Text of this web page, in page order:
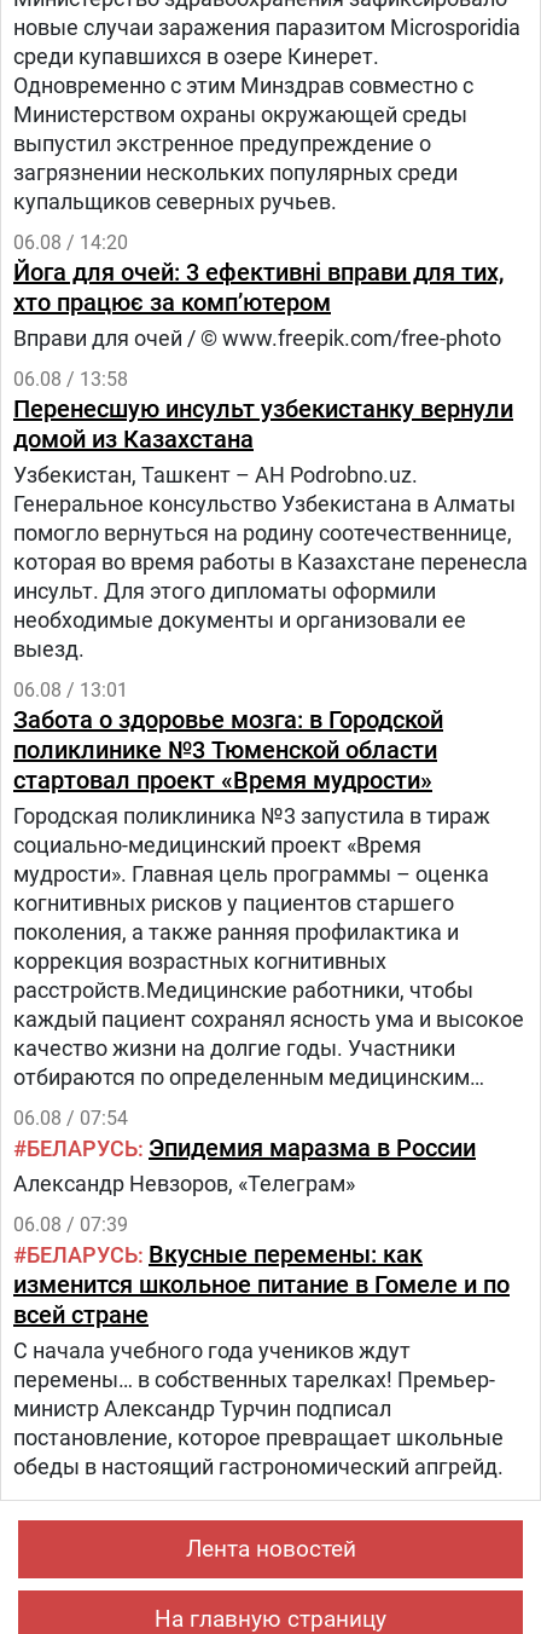
новые случаи заражения паразитом Microsporidia
среди купавшихся в озере Кинерет.
Одновременно с этим Минздрав совместно с
Министерством охраны окружающей среды
выпустил экстренное предупреждение о
загрязнении нескольких популярных среди
купальщиков северных ручьев.
06.08 / 14:20
Йога для очей: 3 ефективні вправи для тих,
хто працює за комп’ютером
Вправи для очей / © www.freepik.com/free-photo
06.08 / 13:58
Перенесшую инсульт узбекистанку вернули
домой из Казахстана
Узбекистан, Ташкент – АН Podrobno.uz.
Генеральное консульство Узбекистана в Алматы
помогло вернуться на родину соотечественнице,
которая во время работы в Казахстане перенесла
инсульт. Для этого дипломаты оформили
необходимые документы и организовали ее
выезд.
06.08 / 13:01
Забота о здоровье мозга: в Городской
поликлинике №3 Тюменской области
стартовал проект «Время мудрости»
Городская поликлиника №3 запустила в тираж
социально-медицинский проект «Время
мудрости». Главная цель программы – оценка
когнитивных рисков у пациентов старшего
поколения, а также ранняя профилактика и
коррекция возрастных когнитивных
расстройств.Медицинские работники, чтобы
каждый пациент сохранял ясность ума и высокое
качество жизни на долгие годы. Участники
отбираются по определенным медицинским
критериям из числа прикрепленного к
поликлинике населения.Путь в проекте состоит
из трех этапов:1.
06.08 / 07:54
БЕЛАРУСЬ Эпидемия маразма в России
Александр Невзоров, «Телеграм»
06.08 / 07:39
БЕЛАРУСЬ Вкусные перемены: как
изменится школьное питание в Гомеле и по
всей стране
С начала учебного года учеников ждут
перемены… в собственных тарелках! Премьер-
министр Александр Турчин подписал
постановление, которое превращает школьные
обеды в настоящий гастрономический апгрейд.
Лента новостей
На главную страницу